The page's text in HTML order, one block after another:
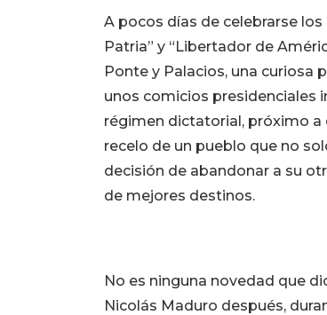
A pocos días de celebrarse
Patria” y “Libertador de
Ponte y Palacios, una curiosa
unos comicios presidenciales
régimen dictatorial, próximo
recelo de un pueblo que no
decisión de abandonar a su
de mejores destinos.
No es ninguna novedad que
Nicolás Maduro después,